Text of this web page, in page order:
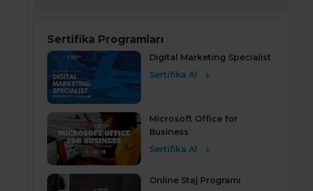
Sertifika Programları
Digital Marketing Specialist
Sertifika Al
Microsoft Office for
Business
Sertifika Al
Online Staj Programı